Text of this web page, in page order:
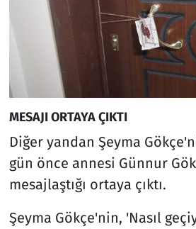
MESAJI ORTAYA ÇIKTI
Diğer yandan Şeyma
gün önce annesi Günnur
mesajlaştığı ortaya çıktı.
Şeyma Gökçe'nin, 'Nasıl